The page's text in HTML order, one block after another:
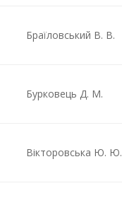
Браїловський В. В.
Бурковець Д. М.
Вікторовська Ю. Ю.